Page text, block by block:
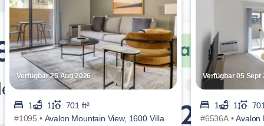
Verfügbar 25 Aug 2026
1 1
701 ft²
#1095 • Avalon Mountain View, 1600 Villa
Verfügbar 05 Sept
1 1
#6536A •Avalon